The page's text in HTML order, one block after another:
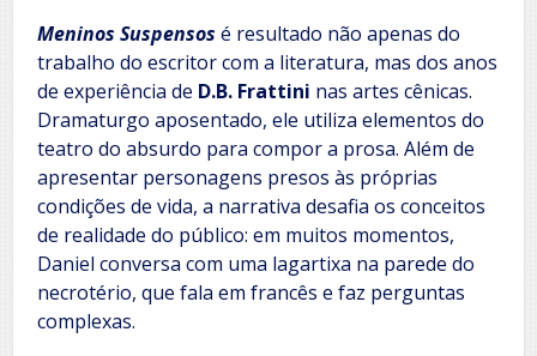
Meninos Suspensos é resultado não apenas do
trabalho do escritor com a literatura, mas dos anos
de experiência de D.B. Frattini nas artes cênicas.
Dramaturgo aposentado, ele utiliza elementos do
teatro do absurdo para compor a prosa. Além de
apresentar personagens presos às próprias
condições de vida, a narrativa desafia os conceitos
de realidade do público: em muitos momentos,
Daniel conversa com uma lagartixa na parede do
necrotério, que fala em francês e faz perguntas
complexas.